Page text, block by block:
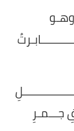
وهـو
جـــمـرِ